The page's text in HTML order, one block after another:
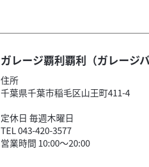
ガレージ覇利覇利（ガレージバ
住所
千葉県千葉市稲毛区山王町411-4
定休日 毎週木曜日
TEL 043-420-3577
営業時間 10:00～20:00